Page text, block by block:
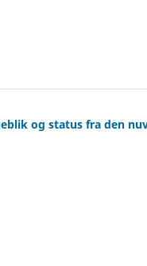
og status fra den